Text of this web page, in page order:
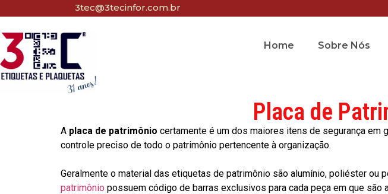
3tec@3tecinfor.com.br
Home Sobre Nós
Placa de
A placa de patrimônio certamente é um dos maiores itens de segurança em
controle preciso de todo o patrimônio pertencente à organização.
Geralmente o material das etiquetas de patrimônio são alumínio, poliéster
patrimônio possuem código de barras exclusivos para cada peça em que